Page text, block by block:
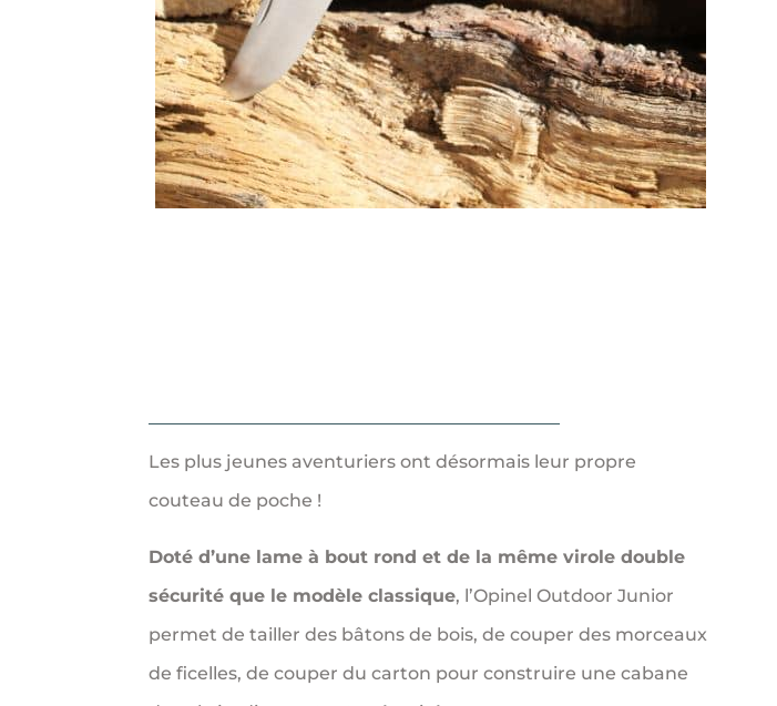
Les plus jeunes aventuriers ont désormais leur propre
couteau de poche !
Doté d’une lame à bout rond et de la même virole double
sécurité que le modèle classique, l’Opinel Outdoor Junior
permet de tailler des bâtons de bois, de couper des morceaux
de ficelles, de couper du carton pour construire une cabane